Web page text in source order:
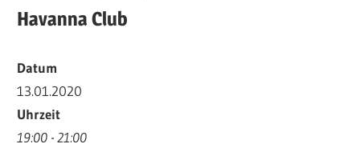
Havanna Club
Datum
13.01.2020
Uhrzeit
19:00 - 21:00